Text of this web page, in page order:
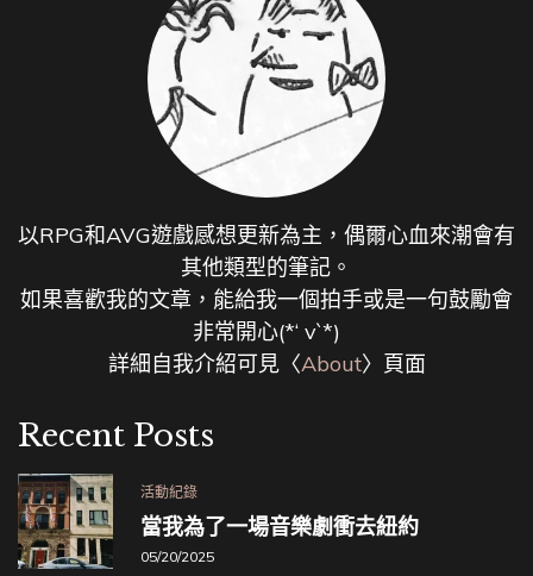
以RPG和AVG遊戲感想更新為主，偶爾心血來潮會有
其他類型的筆記。
如果喜歡我的文章，能給我一個拍手或是一句鼓勵會
非常開心(*‘ v`*)
詳細自我介紹可見〈About〉頁面
Recent Posts
活動紀錄
當我為了一場音樂劇衝去紐約
05/20/2025